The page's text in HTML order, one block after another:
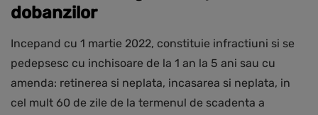
dobanzilor
Incepand cu 1 martie 2022, constituie infractiuni si se
pedepsesc cu inchisoare de la 1 an la 5 ani sau cu
amenda: retinerea si neplata, incasarea si neplata, in
cel mult 60 de zile de la termenul de scadenta a